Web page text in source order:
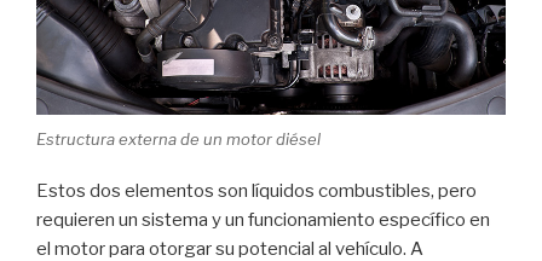
Estructura externa de un motor diésel
Estos dos elementos son líquidos combustibles, pero
requieren un sistema y un funcionamiento específico en
el motor para otorgar su potencial al vehículo. A